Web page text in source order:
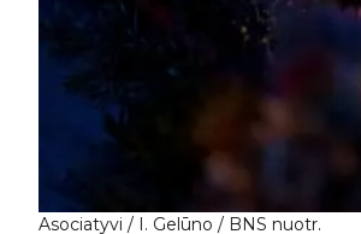
Asociatyvi / I. Gelūno / BNS nuotr.